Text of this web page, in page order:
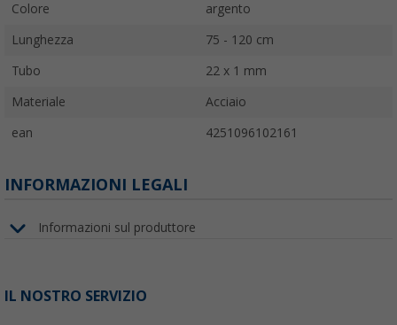
Colore argento
Lunghezza 75 - 120 cm
Tubo 22 x 1 mm
Materiale Acciaio
ean 4251096102161
INFORMAZIONI LEGALI
Informazioni sul produttore
IL NOSTRO SERVIZIO